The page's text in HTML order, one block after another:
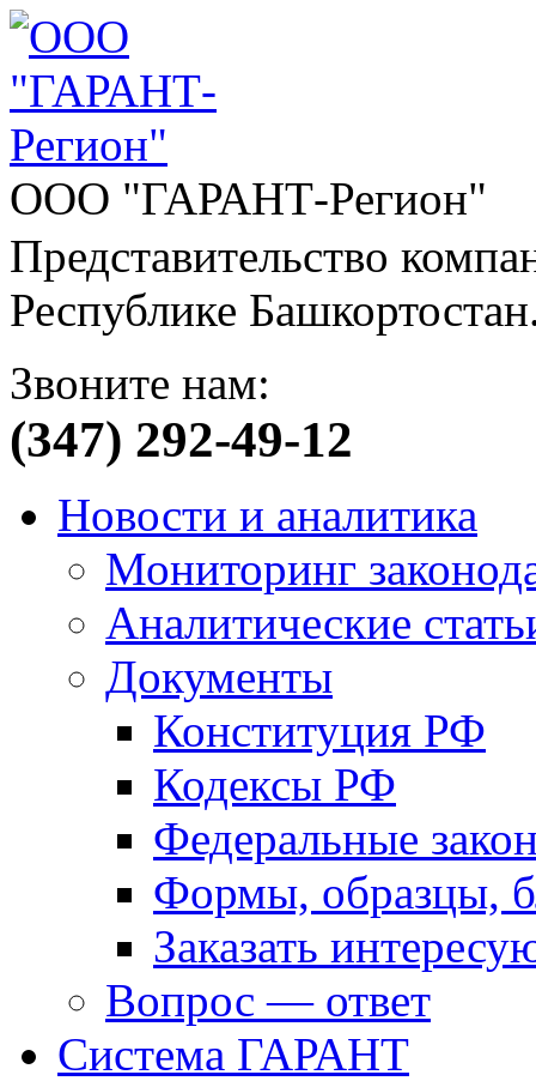
ООО "ГАРАНТ-Регион"
Представительство
Республике
Звоните нам:
(347) 292-49-12
Новости и аналитика
Мониторинг
Аналитические
Документы
Конституция РФ
Кодексы РФ
Федеральные
Формы, образцы,
Заказать
Вопрос — ответ
Система ГАРАНТ